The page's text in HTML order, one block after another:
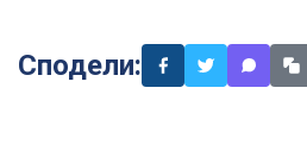
Сподели: